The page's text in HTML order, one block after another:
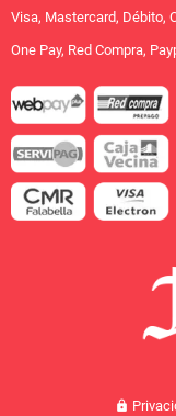
Visa, Mastercard, Débito,
One Pay, Red Compra,
lock